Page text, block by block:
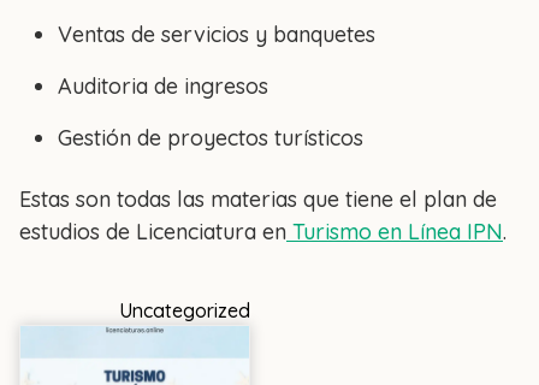
Ventas de servicios y banquetes
Auditoria de ingresos
Gestión de proyectos turísticos
Estas son todas las materias que tiene el plan de
estudios de Licenciatura en Turismo en Línea IPN.
Uncategorized